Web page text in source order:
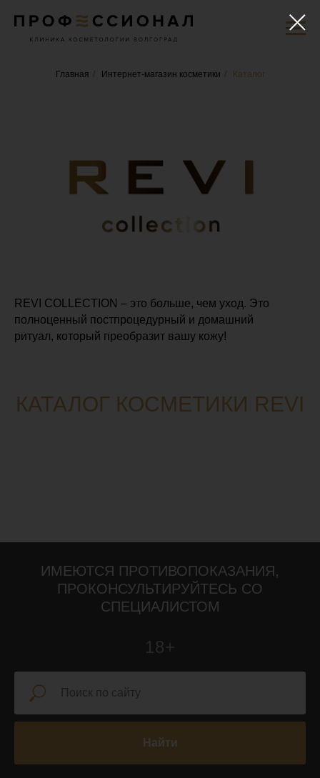
Главная Интернет-магазин косметики Каталог
REVI COLLECTION – это больше, чем уход. Это
полноценный постпроцедурный и домашний
ритуал, который преобразит вашу кожу!
КАТАЛОГ КОСМЕТИКИ REVI
ИМЕЮТСЯ ПРОТИВОПОКАЗАНИЯ,
ПРОКОНСУЛЬТИРУЙТЕСЬ СО
СПЕЦИАЛИСТОМ
18+
Найти